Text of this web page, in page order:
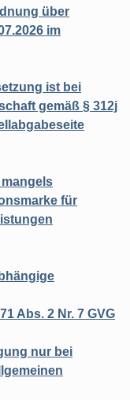
über
im
ist bei
gemäß § 312j
für
Abs. 2 Nr. 7 GVG
nur bei